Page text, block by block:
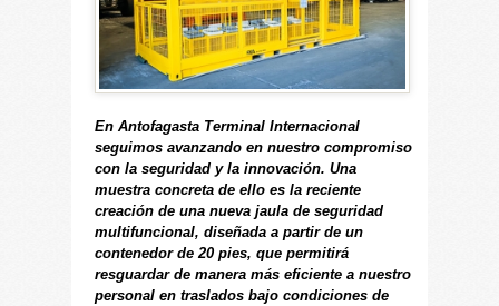
En Antofagasta Terminal Internacional
seguimos avanzando en nuestro compromiso
con la seguridad y la innovación. Una
muestra concreta de ello es la reciente
creación de una nueva jaula de seguridad
multifuncional, diseñada a partir de un
contenedor de 20 pies, que permitirá
resguardar de manera más eficiente a nuestro
personal en traslados bajo condiciones de